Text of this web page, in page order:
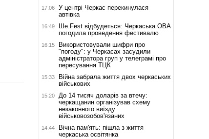
17:06
У центрі Черкас перекинулася
автівка
16:49
Ше.Fest відбудеться: Черкаська ОВА
погодила проведення фестивалю
16:15
Використовували шифри про
"погоду": у Черкасах засудили
адміністратора груп у телеграмі про
пересування ТЦК
15:33
Війна забрала життя двох черкаських
військових
15:20
До 14 тисяч доларів за втечу:
черкащанин організував схему
незаконного виїзду
військовозобов'язаних
14:44
Вічна пам'ять: пішла з життя
черкаська освітянка